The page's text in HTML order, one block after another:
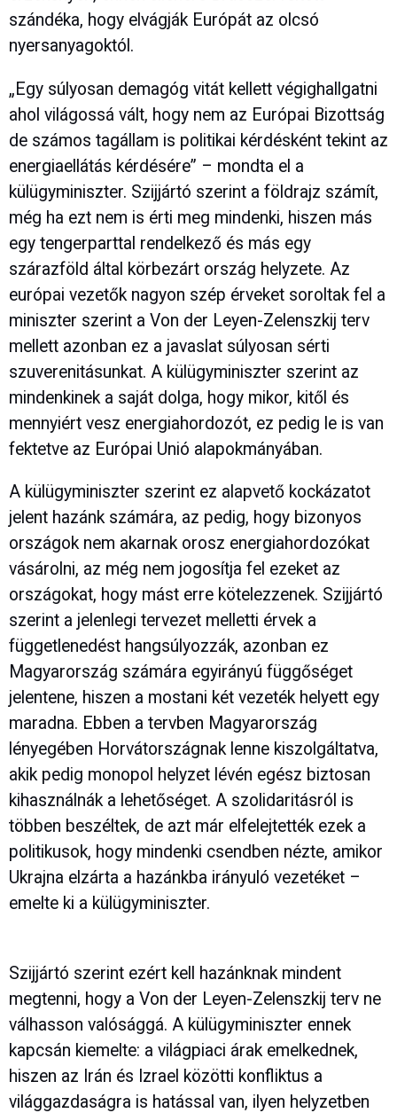
szándéka, hogy elvágják Európát az olcsó
nyersanyagoktól.
„Egy súlyosan demagóg vitát kellett végighallgatni
ahol világossá vált, hogy nem az Európai Bizottság
de számos tagállam is politikai kérdésként tekint az
energiaellátás kérdésére” – mondta el a
külügyminiszter. Szijjártó szerint a földrajz számít,
még ha ezt nem is érti meg mindenki, hiszen más
egy tengerparttal rendelkező és más egy
szárazföld által körbezárt ország helyzete. Az
európai vezetők nagyon szép érveket soroltak fel a
miniszter szerint a Von der Leyen-Zelenszkij terv
mellett azonban ez a javaslat súlyosan sérti
szuverenitásunkat. A külügyminiszter szerint az
mindenkinek a saját dolga, hogy mikor, kitől és
mennyiért vesz energiahordozót, ez pedig le is van
fektetve az Európai Unió alapokmányában.
A külügyminiszter szerint ez alapvető kockázatot
jelent hazánk számára, az pedig, hogy bizonyos
országok nem akarnak orosz energiahordozókat
vásárolni, az még nem jogosítja fel ezeket az
országokat, hogy mást erre kötelezzenek. Szijjártó
szerint a jelenlegi tervezet melletti érvek a
függetlenedést hangsúlyozzák, azonban ez
Magyarország számára egyirányú függőséget
jelentene, hiszen a mostani két vezeték helyett egy
maradna. Ebben a tervben Magyarország
lényegében Horvátországnak lenne kiszolgáltatva,
akik pedig monopol helyzet lévén egész biztosan
kihasználnák a lehetőséget. A szolidaritásról is
többen beszéltek, de azt már elfelejtették ezek a
politikusok, hogy mindenki csendben nézte, amikor
Ukrajna elzárta a hazánkba irányuló vezetéket –
emelte ki a külügyminiszter.
Szijjártó szerint ezért kell hazánknak mindent
megtenni, hogy a Von der Leyen-Zelenszkij terv ne
válhasson valósággá. A külügyminiszter ennek
kapcsán kiemelte: a világpiaci árak emelkednek,
hiszen az Irán és Izrael közötti konfliktus a
világgazdaságra is hatással van, ilyen helyzetben